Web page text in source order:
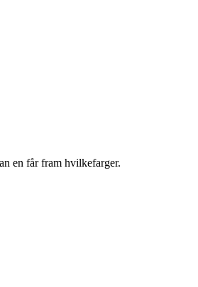
en får fram hvilkefarger.